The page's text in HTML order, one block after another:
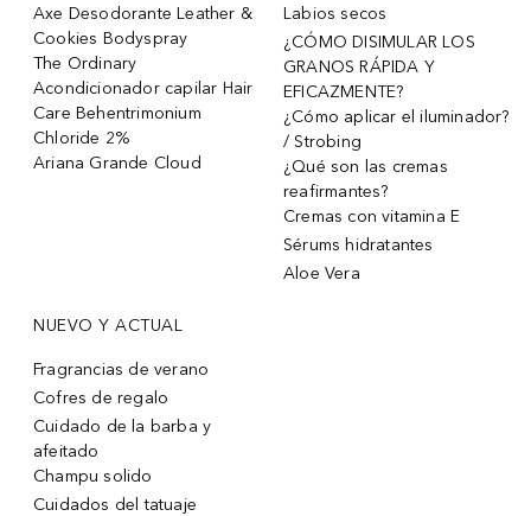
Axe Desodorante Leather &
Cookies Bodyspray
The Ordinary
Acondicionador capilar Hair
Care Behentrimonium
Chloride 2%
Ariana Grande Cloud
Labios secos
¿CÓMO DISIMULAR LOS
GRANOS RÁPIDA Y
EFICAZMENTE?
¿Cómo aplicar el iluminador?
/ Strobing
¿Qué son las cremas
reafirmantes?
Cremas con vitamina E
Sérums hidratantes
Aloe Vera
NUEVO Y ACTUAL
Fragrancias de verano
Cofres de regalo
Cuidado de la barba y
afeitado
Champu solido
Cuidados del tatuaje